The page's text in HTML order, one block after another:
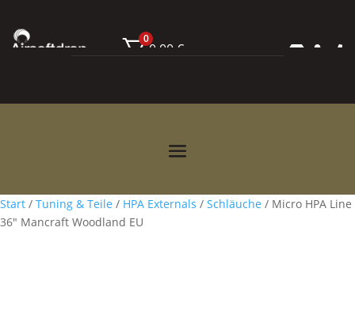
0
0,00 €   
Start / Tuning & Teile / HPA Externals / Schläuche / Micro HPA Line
36″ Mancraft Woodland EU